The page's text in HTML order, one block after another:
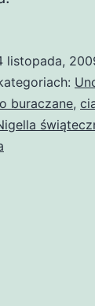
listopada,
buraczane,